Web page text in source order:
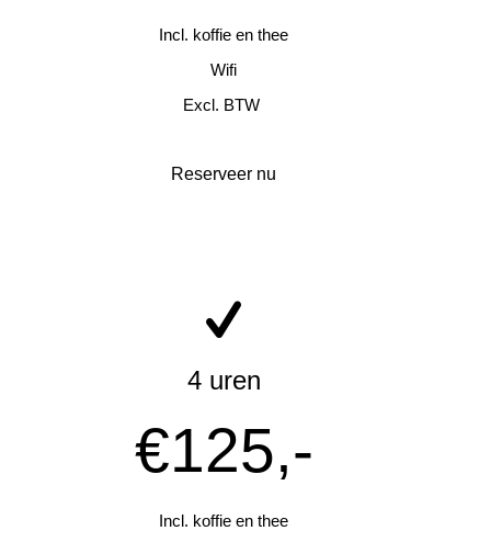
Incl. koffie en thee
Wifi
Excl. BTW
Reserveer nu
4 uren
€125,-
Incl. koffie en thee